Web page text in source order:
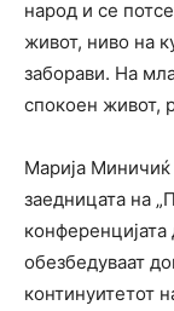
народ и се
живот, ниво на
заборави. На
спокоен живот,
Марија Миничиќ
заедницата на
обезбедуваат
континуитетот